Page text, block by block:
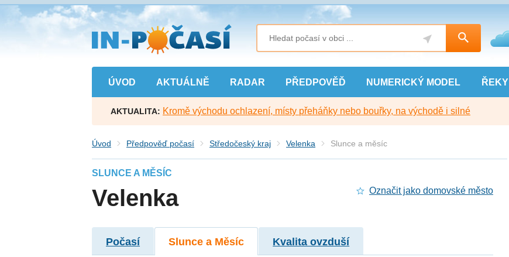
Přejít
na
hlavní
obsah
ÚVOD AKTUÁLNĚ RADAR PŘEDPOVĚĎ NUMERICKÝ MODEL ŘEKY
AKTUALITA: Kromě východu ochlazení, místy přeháňky nebo bouřky, na východě i silné
Úvod Předpověď počasí Středočeský kraj Velenka Slunce a měsíc
SLUNCE A MĚSÍC
Velenka Označit jako domovské město
Počasí Slunce a Měsíc Kvalita ovzduší